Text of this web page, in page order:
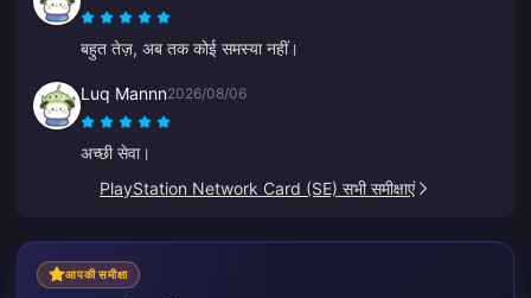
बहुत तेज़, अब तक कोई समस्या नहीं।
Luq Mannn2026/08/06
अच्छी सेवा।
PlayStation Network Card (SE) सभी समीक्षाएं
आपकी समीक्षा